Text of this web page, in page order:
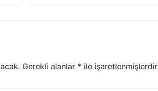
Gerekli alanlar * ile işaretlenmişlerdir